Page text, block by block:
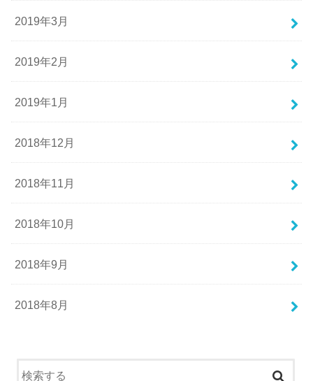
2019年3月
2019年2月
2019年1月
2018年12月
2018年11月
2018年10月
2018年9月
2018年8月